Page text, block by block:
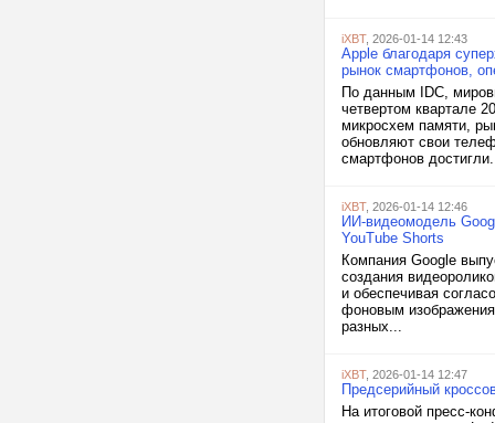
iXBT, 2026-01-14 12:43
Apple благодаря
рынок смартфонов,
По данным IDC,
четвертом квартале
микросхем памяти,
обновляют свои
смартфонов
iXBT, 2026-01-14 12:46
ИИ-видеомодель
YouTube Shorts
Компания Google
создания
и обеспечивая
фоновым
разных...
iXBT, 2026-01-14 12:47
Предсерийный
На итоговой пресс-